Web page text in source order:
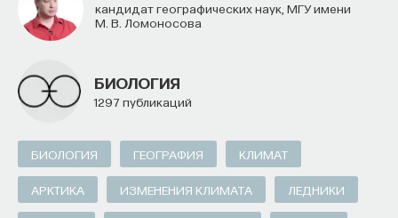
кандидат географических наук, МГУ имени
М. В. Ломоносова
БИОЛОГИЯ
1297 публикаций
БИОЛОГИЯ ГЕОГРАФИЯ КЛИМАТ
АРКТИКА ИЗМЕНЕНИЯ КЛИМАТА ЛЕДНИКИ